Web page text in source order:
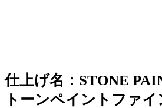
仕上げ名：STONE
トーンペイントファイ